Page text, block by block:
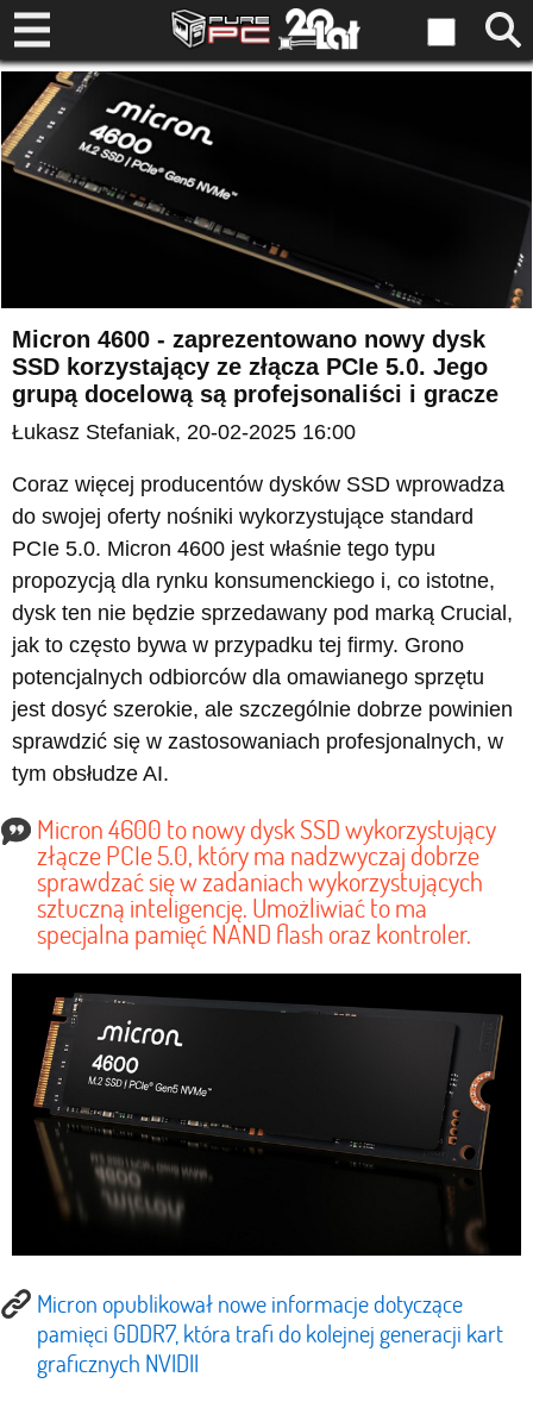
Micron 4600 - zaprezentowano nowy dysk
SSD korzystający ze złącza PCIe 5.0. Jego
grupą docelową są profejsonaliści i gracze
Łukasz Stefaniak, 20-02-2025 16:00
Coraz więcej producentów dysków SSD wprowadza
do swojej oferty nośniki wykorzystujące standard
PCIe 5.0. Micron 4600 jest właśnie tego typu
propozycją dla rynku konsumenckiego i, co istotne,
dysk ten nie będzie sprzedawany pod marką Crucial,
jak to często bywa w przypadku tej firmy. Grono
potencjalnych odbiorców dla omawianego sprzętu
jest dosyć szerokie, ale szczególnie dobrze powinien
sprawdzić się w zastosowaniach profesjonalnych, w
tym obsłudze AI.
Micron 4600 to nowy dysk SSD wykorzystujący
złącze PCIe 5.0, który ma nadzwyczaj dobrze
sprawdzać się w zadaniach wykorzystujących
sztuczną inteligencję. Umożliwiać to ma
specjalna pamięć NAND flash oraz kontroler.
Micron opublikował nowe informacje dotyczące
pamięci GDDR7, która trafi do kolejnej generacji kart
graficznych NVIDII